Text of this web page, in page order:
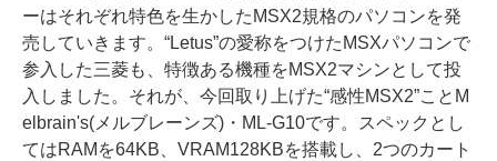
ーはそれぞれ特色を生かしたMSX2規格のパソコンを発
売していきます。“Letus”の愛称をつけたMSXパソコンで
参入した三菱も、特徴ある機種をMSX2マシンとして投
入しました。それが、今回取り上げた“感性MSX2”ことM
elbrain's(メルブレーンズ)・ML-G10です。スペックとし
てはRAMを64KB、VRAM128KBを搭載し、2つのカート